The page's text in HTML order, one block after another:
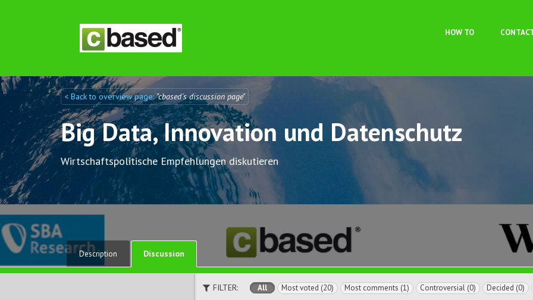
HOW TO
Discuto
Discuto < Back to overview page:"cbased´s discussion page"
Big Data, Innovation und Datenschutz
Wirtschaftspolitische Empfehlungen diskutieren
Description
Discussion
FILTER: All Most voted (20) Most comments (1) Controversial (0) Decided (0)